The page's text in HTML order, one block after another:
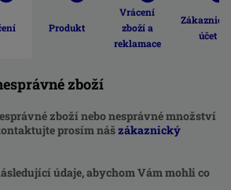
Produkt
Vrácení
zboží a
reklamace
účet
zboží
zboží nebo nesprávné množství
prosím nášzákaznický
údaje, abychom Vám mohli co